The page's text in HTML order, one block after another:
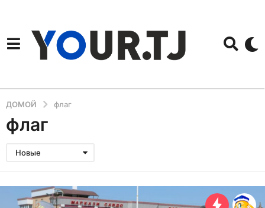
ДОМОЙ флаг
флаг
Новые